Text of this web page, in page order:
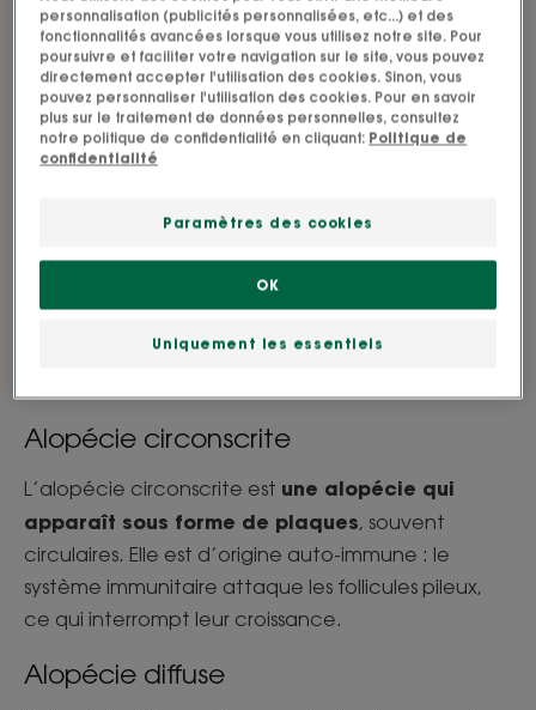
Les alopécies réversibles
Alopécie de traction
traction est causée par une tension excessive
exercée sur les cheveux, avec des coiffures trop
serrées et plaquées comme des chignons ou des
voile. Si de bonnes habitudes sont prises à temps,
Alopécie circonscrite
L’alopécie circonscrite est une alopécie qui
apparaît sous forme de plaques, souvent
circulaires. Elle est d’origine auto-immune : le
système immunitaire attaque les follicules pileux,
ce qui interrompt leur croissance.
Alopécie diffuse
personnalisation (publicités personnalisées, etc...) et des
fonctionnalités avancées lorsque vous utilisez notre site. Pour
poursuivre et faciliter votre navigation sur le site, vous pouvez
directement accepter l'utilisation des cookies. Sinon, vous
pouvez personnaliser l'utilisation des cookies. Pour en savoir
plus sur le traitement de données personnelles, consultez
notre politique de confidentialité en cliquant: Politique de
confidentialité
Paramètres des cookies
Uniquement les essentiels
OK